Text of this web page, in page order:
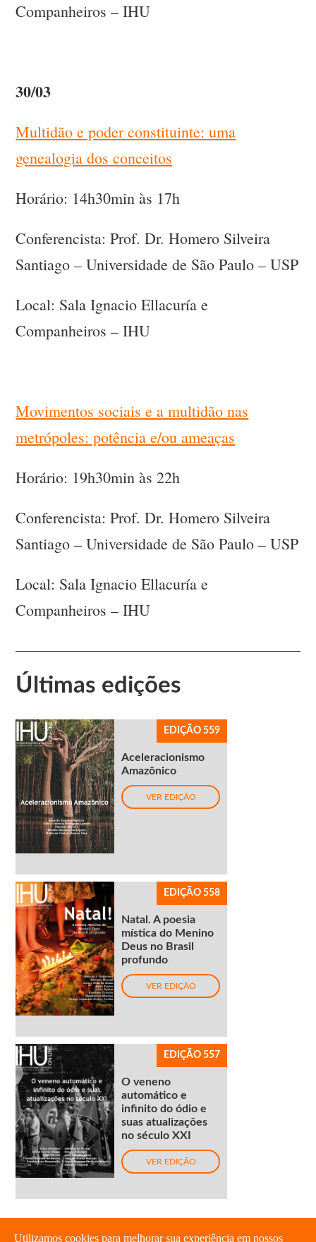
Companheiros – IHU
30/03
Multidão e poder constituinte: uma
genealogia dos conceitos
Horário: 14h30min às 17h
Conferencista: Prof. Dr. Homero Silveira
Santiago – Universidade de São Paulo – USP
Local: Sala Ignacio Ellacuría e
Companheiros – IHU
Movimentos sociais e a multidão nas
metrópoles: potência e/ou ameaças
Horário: 19h30min às 22h
Conferencista: Prof. Dr. Homero Silveira
Santiago – Universidade de São Paulo – USP
Local: Sala Ignacio Ellacuría e
Companheiros – IHU
Últimas edições
EDIÇÃO 559
Aceleracionismo
Amazônico
VER EDIÇÃO
EDIÇÃO 558
Natal. A poesia
mística do Menino
Deus no Brasil
profundo
VER EDIÇÃO
EDIÇÃO 557
O veneno
automático e
infinito do ódio e
suas atualizações
no século XXI
VER EDIÇÃO
Utilizamos cookies para melhorar sua experiência em nossos